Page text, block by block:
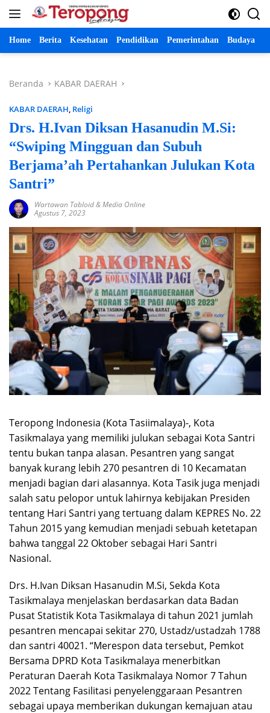
Langsung
Home Berita Kesehatan Pendidikan Pemerintahan Budaya
Beranda KABAR DAERAH
KABAR DAERAH, Religi
Drs. H.Ivan Diksan Hasanudin M.Si:
“Swiping Mingguan dan Subuh
Berjama’ah Pertahankan Julukan Kota
Santri”
Wartawan Tabloid & Media Online
Agustus 7, 2023
Teropong Indonesia (Kota Tasiimalaya)-, Kota
Tasikmalaya yang memiliki julukan sebagai Kota Santri
tentu bukan tanpa alasan. Pesantren yang sangat
banyak kurang lebih 270 pesantren di 10 Kecamatan
menjadi bagian dari alasannya. Kota Tasik juga menjadi
salah satu pelopor untuk lahirnya kebijakan Presiden
tentang Hari Santri yang tertuang dalam KEPRES No. 22
Tahun 2015 yang kemudian menjadi sebuah ketetapan
bahwa tanggal 22 Oktober sebagai Hari Santri
Nasional.
Drs. H.Ivan Diksan Hasanudin M.Si, Sekda Kota
Tasikmalaya menjelaskan berdasarkan data Badan
Pusat Statistik Kota Tasikmalaya di tahun 2021 jumlah
pesantren mencapai sekitar 270, Ustadz/ustadzah 1788
dan santri 40021. “Merespon data tersebut, Pemkot
Bersama DPRD Kota Tasikmalaya menerbitkan
Peraturan Daerah Kota Tasikmalaya Nomor 7 Tahun
2022 Tentang Fasilitasi penyelenggaraan Pesantren
sebagai upaya memberikan dukungan kemajuan atau